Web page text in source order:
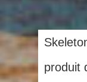
produit